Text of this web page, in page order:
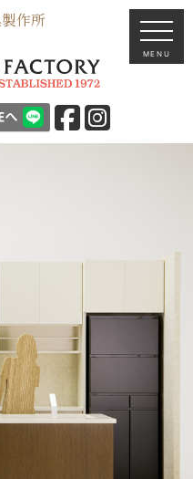
作所
MENU